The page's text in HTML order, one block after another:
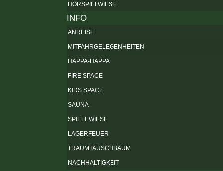
HÖRSPIELWIESE
INFO
ANREISE
MITFAHRGELEGENHEITEN
HAPPA-HAPPA
FIRE SPACE
KIDS SPACE
SAUNA
SPIELEWIESE
LAGERFEUER
TRAUMTAUSCHBAUM
NACHHALTIGKEIT